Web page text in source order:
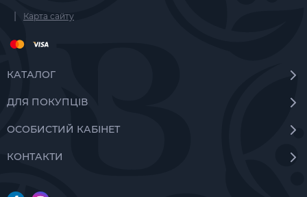
| Карта сайту
КАТАЛОГ
ДЛЯ ПОКУПЦІВ
ОСОБИСТИЙ КАБІНЕТ
КОНТАКТИ